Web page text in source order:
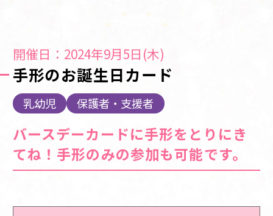
開催日：2024年9月5日(木)
手形のお誕生日カード
乳幼児 保護者・支援者
バースデーカードに手形をとりにき
てね！手形のみの参加も可能です。